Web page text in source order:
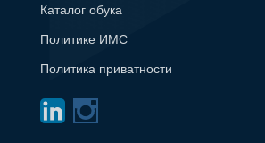
Каталог обука
Политике ИМС
Политика приватности